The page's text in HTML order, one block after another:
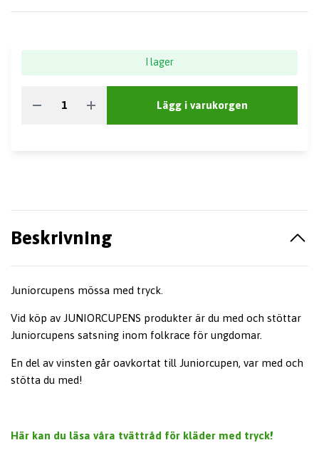
I lager
Lägg i varukorgen
Beskrivning
Juniorcupens mössa med tryck.
Vid köp av JUNIORCUPENS produkter är du med och stöttar
Juniorcupens satsning inom folkrace för ungdomar.
En del av vinsten går oavkortat till Juniorcupen, var med och
stötta du med!
Här kan du läsa våra tvättråd för kläder med tryck!